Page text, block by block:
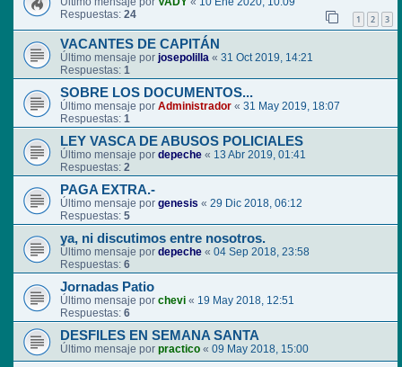
Respuestas: 24 1 2 3
VACANTES DE CAPITÁN
Último mensaje por josepolilla « 31 Oct 2019, 14:21
Respuestas: 1
SOBRE LOS DOCUMENTOS...
Último mensaje por Administrador « 31 May 2019, 18:07
Respuestas: 1
LEY VASCA DE ABUSOS POLICIALES
Último mensaje por depeche « 13 Abr 2019, 01:41
Respuestas: 2
PAGA EXTRA.-
Último mensaje por genesis « 29 Dic 2018, 06:12
Respuestas: 5
ya, ni discutimos entre nosotros.
Último mensaje por depeche « 04 Sep 2018, 23:58
Respuestas: 6
Jornadas Patio
Último mensaje por chevi « 19 May 2018, 12:51
Respuestas: 6
DESFILES EN SEMANA SANTA
Último mensaje por practico « 09 May 2018, 15:00